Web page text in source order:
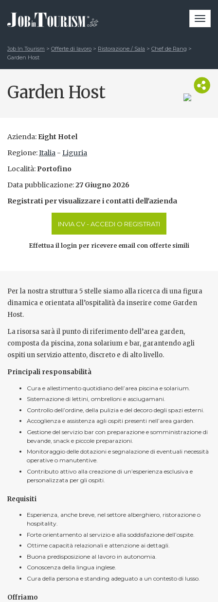
Job In Tourism > Offerte di lavoro > Ristorazione / Sala > Chef de Rang >
Garden Host
Garden Host
Azienda: Eight Hotel
Regione:Italia - Liguria
Località: Portofino
Data pubblicazione:27 Giugno 2026
Registrati per visualizzare i contatti dell'azienda
INVIA CV - ACCEDI O REGISTRATI
Effettua il login per ricevere email con offerte simili
Per la nostra struttura 5 stelle siamo alla ricerca di una figura
dinamica e orientata all’ospitalità da inserire come Garden
Host.
La risorsa sarà il punto di riferimento dell’area garden,
composta da piscina, zona solarium e bar, garantendo agli
ospiti un servizio attento, discreto e di alto livello.
Principali responsabilità
Cura e allestimento quotidiano dell’area piscina e solarium.
Sistemazione di lettini, ombrelloni e asciugamani.
Controllo dell’ordine, della pulizia e del decoro degli spazi esterni.
Accoglienza e assistenza agli ospiti presenti nell’area garden.
Gestione del servizio bar con preparazione e somministrazione di
bevande, snack e piccole preparazioni.
Monitoraggio delle dotazioni e segnalazione di eventuali necessità
operative o manutentive.
Contributo attivo alla creazione di un’esperienza esclusiva e
personalizzata per gli ospiti.
Requisiti
Esperienza, anche breve, nel settore alberghiero, ristorazione o
hospitality.
Forte orientamento al servizio e alla soddisfazione dell’ospite.
Ottime capacità relazionali e attenzione ai dettagli.
Buona predisposizione al lavoro in autonomia.
Conoscenza della lingua inglese.
Cura della persona e standing adeguato a un contesto di lusso.
Offriamo